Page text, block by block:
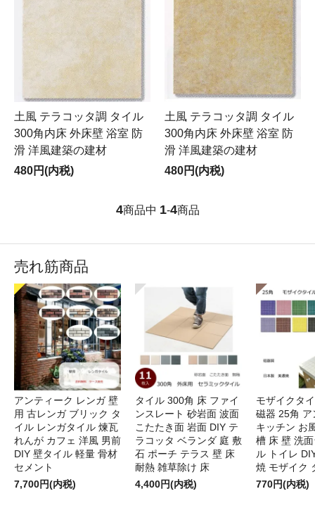
土風 テラコッタ調 タイル
300角内床 外床壁 浴室 防
滑 洋風建築の建材
480円(内税)
土風 テラコッタ調 タイル
300角内床 外床壁 浴室 防
滑 洋風建築の建材
480円(内税)
4商品中 1-4商品
売れ筋商品
アンティーク レンガ 壁
用 古レンガ ブリック タ
イル レンガタイル 煉瓦
れんが カフェ 洋風 男前
DIY 壁タイル 軽量 骨材
セメント
7,700円(内税)
タイル 300角 床 ファイ
ンスレート 砂岩面 波面
こたたき面 岩面 DIY テ
ラコッタ ベランダ 庭 敷
石 ポーチ テラス 壁 床
耐熱 雑草除け 床
4,400円(内税)
モザイクタ
磁器 25角 ア
キッチン お
槽 床 壁 洗
ル トイレ
焼 モザイク
770円(内税)